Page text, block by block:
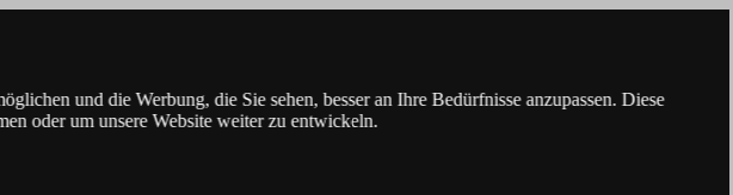
und die Werbung, die Sie sehen, besser an Ihre Bedürfnisse anzupassen. Diese
oder um unsere Website weiter zu entwickeln.